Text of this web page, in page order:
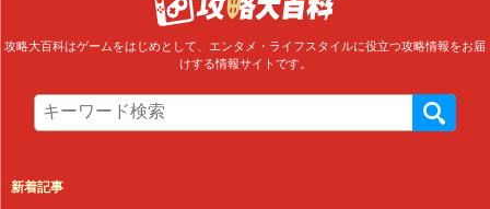
攻略大百科はゲームをはじめとして、エンタメ・ライフスタイルに役立つ攻略情報をお届
けする情報サイトです。
新着記事